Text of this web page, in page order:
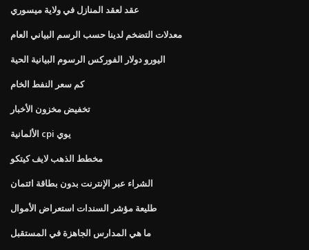
عقد لعقد المنازل في ولاية ميسوري
معدلات التضخم لدينا حسب الرسم البياني العام
اليورو دولار الفوركس الرسوم البيانية الحية
كم سعر النفط الخام
تخفيض مخزون الأخبار
الألمانية cpi يوي
مخطط الذهب لايف كيتكو
الشراء عبر الإنترنت بدون بطاقة ائتمان
طليعة مؤشر السندات استعراض الأموال
ما هي المدارس الجاهزة في المستقبل